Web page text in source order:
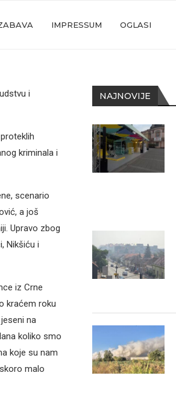
IMPRESSUM OGLASI
i
kriminala i
scenario
a još
Upravo zbog
Nikšiću i
iz Crne
kraćem roku
na
koliko smo
koje su nam
malo
NAJNOVIJE